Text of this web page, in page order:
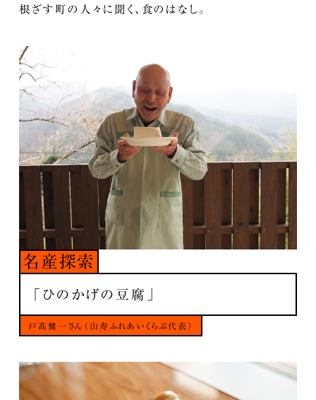
根ざす町の人々に聞く、食のはなし。
名産探索
「ひのかげの豆腐」
戸髙健一さん（山寿ふれあいくらぶ代表）